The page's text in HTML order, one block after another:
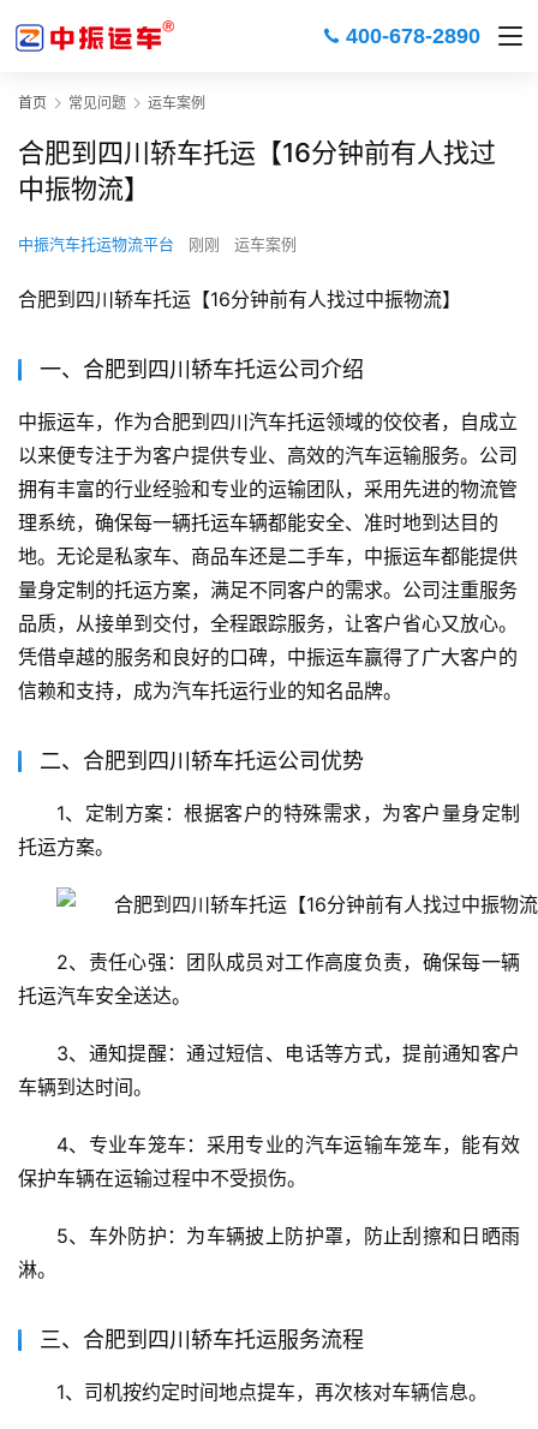
400-678-2890
首页 常见问题 运车案例
合肥到四川轿车托运【16分钟前有人找过
中振物流】
中振汽车托运物流平台 刚刚 运车案例
合肥到四川轿车托运【16分钟前有人找过中振物流】
一、合肥到四川轿车托运公司介绍
中振运车，作为合肥到四川汽车托运领域的佼佼者，自成立
以来便专注于为客户提供专业、高效的汽车运输服务。公司
拥有丰富的行业经验和专业的运输团队，采用先进的物流管
理系统，确保每一辆托运车辆都能安全、准时地到达目的
地。无论是私家车、商品车还是二手车，中振运车都能提供
量身定制的托运方案，满足不同客户的需求。公司注重服务
品质，从接单到交付，全程跟踪服务，让客户省心又放心。
凭借卓越的服务和良好的口碑，中振运车赢得了广大客户的
信赖和支持，成为汽车托运行业的知名品牌。
二、合肥到四川轿车托运公司优势
1、定制方案：根据客户的特殊需求，为客户量身定制
托运方案。
2、责任心强：团队成员对工作高度负责，确保每一辆
托运汽车安全送达。
3、通知提醒：通过短信、电话等方式，提前通知客户
车辆到达时间。
4、专业车笼车：采用专业的汽车运输车笼车，能有效
保护车辆在运输过程中不受损伤。
5、车外防护：为车辆披上防护罩，防止刮擦和日晒雨
淋。
三、合肥到四川轿车托运服务流程
1、司机按约定时间地点提车，再次核对车辆信息。